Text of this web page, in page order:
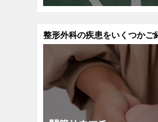
整形外科の疾患をいくつかご